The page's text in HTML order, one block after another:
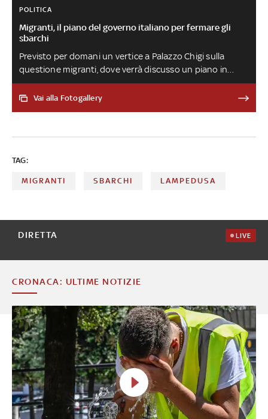
POLITICA
Migranti, il piano del governo italiano per fermare gli
sbarchi
Previsto per domani un vertice a Palazzo Chigi sulla
questione migranti, dove verrà discusso un piano in
nove punti sul quale hanno lavorato il Ministro degli
Interni Matteo Piantedosi e il Ministro degli Esteri
permanenza in ogni regione, ecco le proposte del
Vai alla Fotogallery
TAG:
MIGRANTI SBARCHI LAMPEDUSA
DIRETTA LIVE
CRONACA: ULTIME NOTIZIE